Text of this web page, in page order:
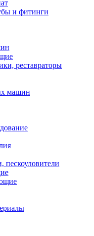
и фитинги
реставраторы
машин
пескоуловители